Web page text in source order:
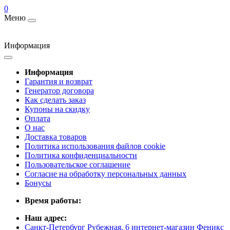
0
Меню
Информация
Информация
Гарантия и возврат
Генератор договора
Как сделать заказ
Купоны на скидку
Оплата
О нас
Доставка товаров
Политика использования файлов cookie
Политика конфиденциальности
Пользовательское соглашение
Согласие на обработку персональных данных
Бонусы
Время работы:
Наш адрес:
Санкт-Петербург Рубежная, 6 интернет-магазин Феникс